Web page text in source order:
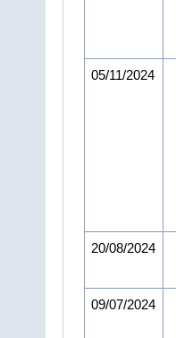
05/11/2024
20/08/2024
09/07/2024